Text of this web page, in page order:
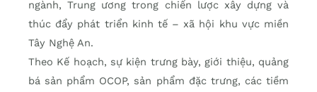
ngành, Trung ương trong chiến lược xây dựng và
thúc đẩy phát triển kinh tế – xã hội khu vực miền
Tây Nghệ An.
Theo Kế hoạch, sự kiện trưng bày, giới thiệu, quảng
bá sản phẩm OCOP, sản phẩm đặc trưng, các tiềm